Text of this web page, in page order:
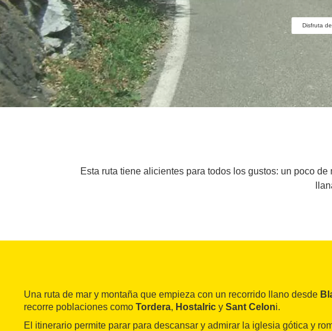
Disfruta
Esta ruta tiene alicientes para todos los gustos: un poco
Una ruta de mar y montaña que empieza con un recorrido llano desde
recorre poblaciones como Tordera, Hostalric y Sant Celoni.
El itinerario permite parar para descansar y admirar la iglesia gótica y